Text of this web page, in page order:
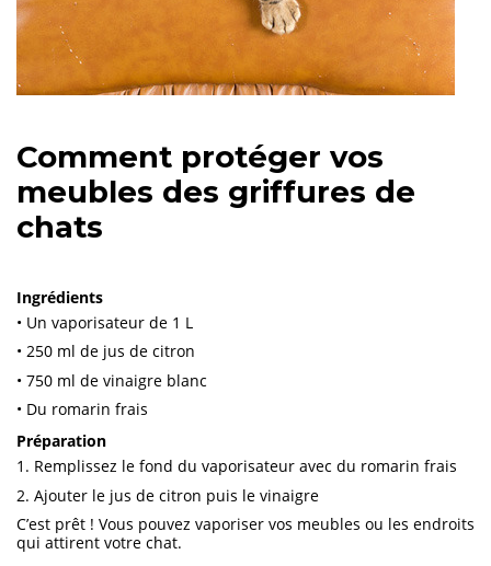
Comment protéger vos
meubles des griffures de
chats
Ingrédients
• Un vaporisateur de 1 L
• 250 ml de jus de citron
• 750 ml de vinaigre blanc
• Du romarin frais
Préparation
1. Remplissez le fond du vaporisateur avec du romarin frais
2. Ajouter le jus de citron puis le vinaigre
C’est prêt ! Vous pouvez vaporiser vos meubles ou les endroits
qui attirent votre chat.